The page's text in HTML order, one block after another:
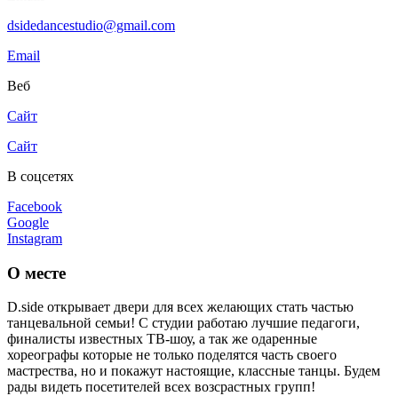
dsidedancestudio@gmail.com
Email
Веб
Сайт
Сайт
В соцсетях
Facebook
Google
Instagram
О месте
D.side открывает двери для всех желающих стать частью
танцевальной семьи! С студии работаю лучшие педагоги,
финалисты известных ТВ-шоу, а так же одаренные
хореографы которые не только поделятся часть своего
мастрества, но и покажут настоящие, классные танцы. Будем
рады видеть посетителей всех возсрастных групп!